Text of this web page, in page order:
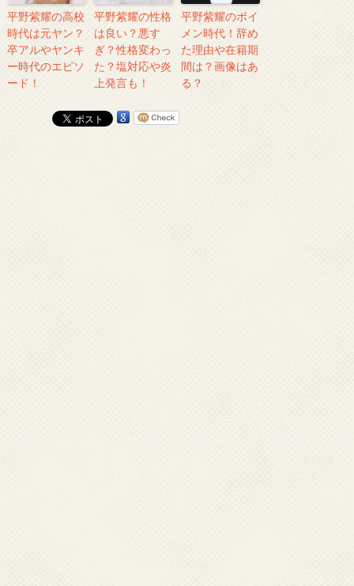
平野紫耀の高校
時代は元ヤン？
卒アルやヤンキ
ー時代のエピソ
ード！
平野紫耀の性格
は良い？悪す
ぎ？性格変わっ
た？塩対応や炎
上発言も！
平野紫耀のボイ
メン時代！辞め
た理由や在籍期
間は？画像はあ
る？